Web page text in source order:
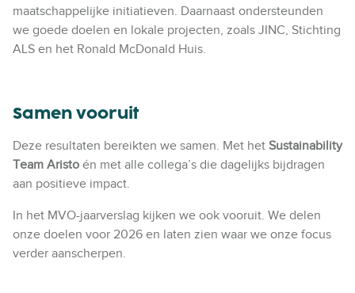
maatschappelijke initiatieven. Daarnaast ondersteunden
we goede doelen en lokale projecten, zoals JINC, Stichting
ALS en het Ronald McDonald Huis.
Samen vooruit
Deze resultaten bereikten we samen. Met het Sustainability
Team Aristo én met alle collega’s die dagelijks bijdragen
aan positieve impact.
In het MVO-jaarverslag kijken we ook vooruit. We delen
onze doelen voor 2026 en laten zien waar we onze focus
verder aanscherpen.